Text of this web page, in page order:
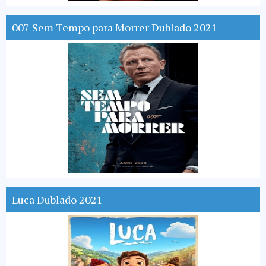
007 Sem Tempo para Morrer Dublado 2021
Luca Dublado 2021